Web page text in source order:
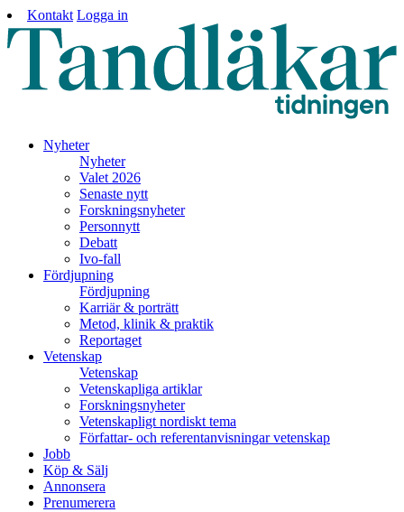
Kontakt Logga in
Nyheter
Nyheter
Valet 2026
Senaste nytt
Forskningsnyheter
Personnytt
Debatt
Ivo-fall
Fördjupning
Fördjupning
Karriär & porträtt
Metod, klinik & praktik
Reportaget
Vetenskap
Vetenskap
Vetenskapliga artiklar
Forskningsnyheter
Vetenskapligt nordiskt tema
Författar- och referentanvisningar vetenskap
Jobb
Köp & Sälj
Annonsera
Prenumerera